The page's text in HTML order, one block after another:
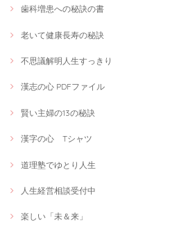
歯科増患への秘訣の書
老いて健康長寿の秘訣
不思議解明人生すっきり
漢志の心 PDFファイル
賢い主婦の13の秘訣
漢字の心 Tシャツ
道理塾でゆとり人生
人生経営相談受付中
楽しい「未＆来」